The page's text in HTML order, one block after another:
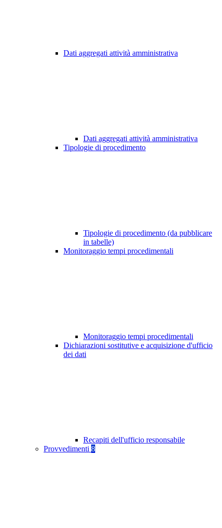
Dati aggregati attività amministrativa
Dati aggregati attività amministrativa
Tipologie di procedimento
Tipologie di procedimento (da pubblicare
in tabelle)
Monitoraggio tempi procedimentali
Monitoraggio tempi procedimentali
Dichiarazioni sostitutive e acquisizione d'ufficio
dei dati
Recapiti dell'ufficio responsabile
Provvedimenti 8